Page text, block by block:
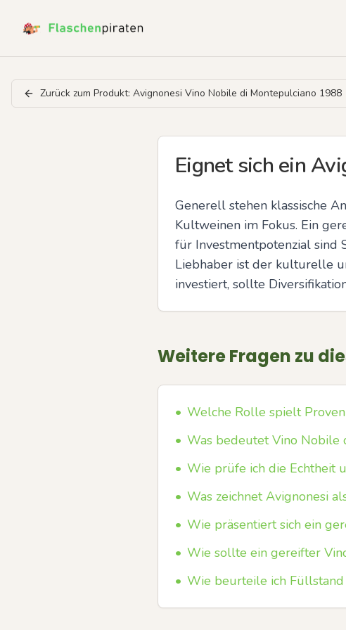
Zurück zum Produkt: Avignonesi Vino Nobile di Montepulciano 1988
Eignet sich ein
Generell stehen klassische
Kultweinen im Fokus. Ein
für Investmentpotenzial sind
Liebhaber ist der kulturelle
investiert, sollte
Weitere Fragen zu
• Welche Rolle spielt
• Was bedeutet Vino Nobile
• Wie prüfe ich die Echtheit
• Was zeichnet Avignonesi
• Wie präsentiert sich ein
• Wie sollte ein gereifter
• Wie beurteile ich